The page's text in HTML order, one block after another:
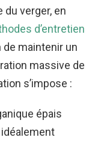
du verger, en
d’entretien
de maintenir un
massive de
s’impose :
épais
idéalement